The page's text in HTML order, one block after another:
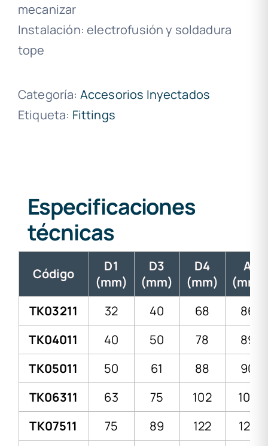
mecanizar
Instalación: electrofusión y soldadura
tope
Categoría: Accesorios Inyectados
Etiqueta: Fittings
Especificaciones
técnicas
Código
D1
(mm)
D3
(mm)
D4
(mm)
A
(mm)
TK03211
32 40 68
86
TK04011
40 50 78
89
TK05011
50 61 88
90
TK06311
63 75 102
104
TK07511
75 89 122
123